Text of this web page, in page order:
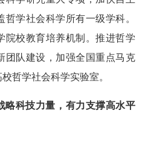
学社会科学所有一级学科。
院校教育培养机制。推进哲学
团队建设，加强全国重点马克
哲学社会科学实验室。
略科技力量，有力支撑高水平